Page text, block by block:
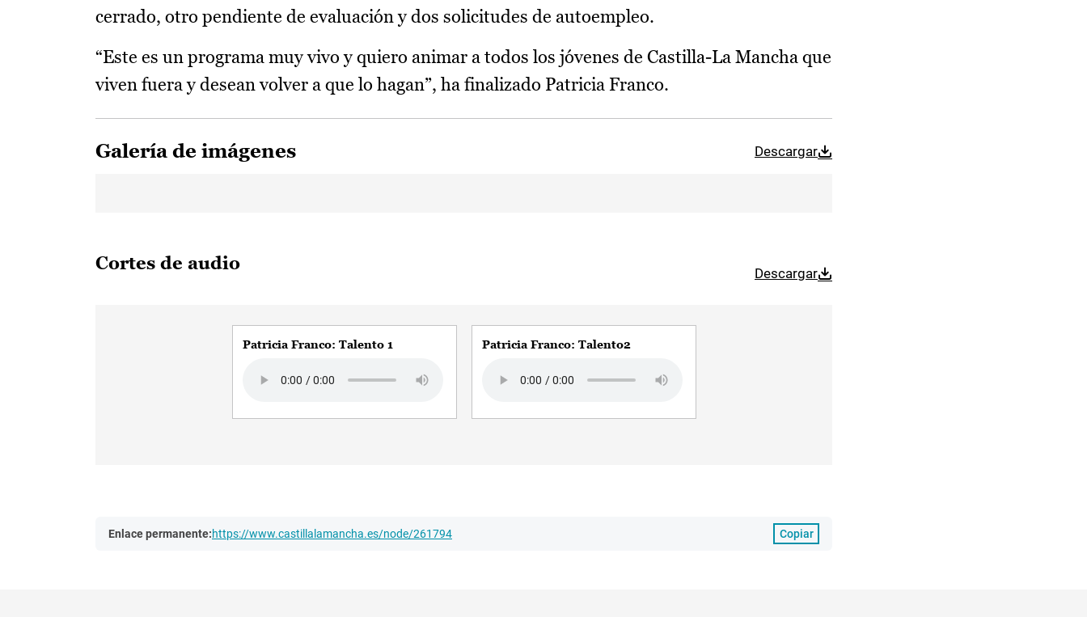
cerrado, otro pendiente de evaluación y dos solicitudes de autoempleo.
“Este es un programa muy vivo y quiero animar a todos los jóvenes de Castilla-La Mancha que
viven fuera y desean volver a que lo hagan”, ha finalizado Patricia Franco.
Galería de imágenes Descargar
Cortes de audio Descargar
Patricia Franco: Talento 1 Patricia Franco: Talento2
Enlace permanente:https://www.castillalamancha.es/node/261794 Copiar